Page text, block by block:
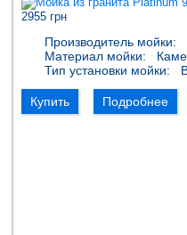
2955 грн
Производитель мойки:
Материал мойки:
Тип установки мойки:
Купить Подробнее